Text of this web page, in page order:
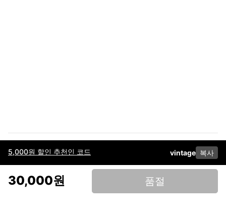
5,000원 할인 추천인 코드 vintage 복사
30,000원 품절
이용약관고객센터판매개인정보 처리방침사업자 정보다운로드